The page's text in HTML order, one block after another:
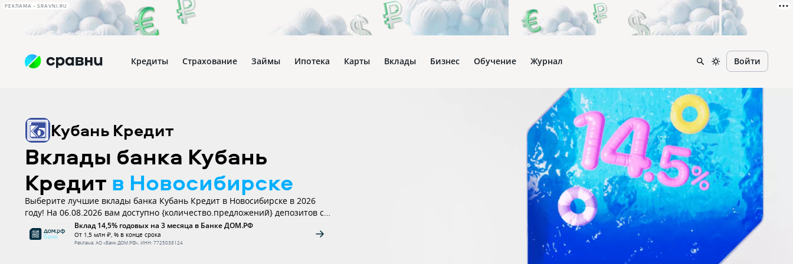
РЕКЛАМА • SRAVNI.RU
Кредиты Страхование Займы Ипотека Карты Вклады Бизнес Обучение Журнал Войти
Кубань Кредит
Вклады банка Кубань
Кредит в Новосибирске
Выберите лучшие вклады банка Кубань Кредит в Новосибирске в 2026
году! На 06.08.2026 вам доступно {количество.предложений} депозитов с
процентной ставкой до 0%. Все вклады застрахованы.
Вклад 14,5% годовых на 3 месяца в Банке ДОМ.РФ
От 1,5 млн ₽, % в конце срока
Реклама. АО «Банк ДОМ.РФ». ИНН: 7725038124